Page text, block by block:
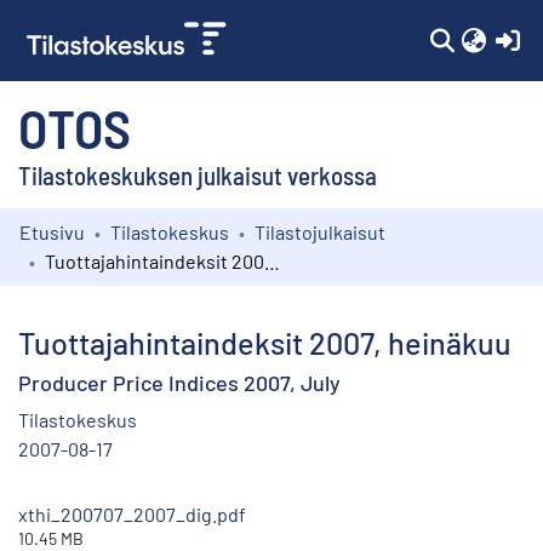
OTOS
Tilastokeskuksen julkaisut verkossa
Kokoelmat
Etusivu Tilastokeskus
Tilastojulkaisut
Tuottajahintaindeksit 2007, heinäkuu
Producer Price Indices 2007, July
Tilastokeskus
2007-08-17
xthi_200707_2007_dig.pdf
10.45 MB